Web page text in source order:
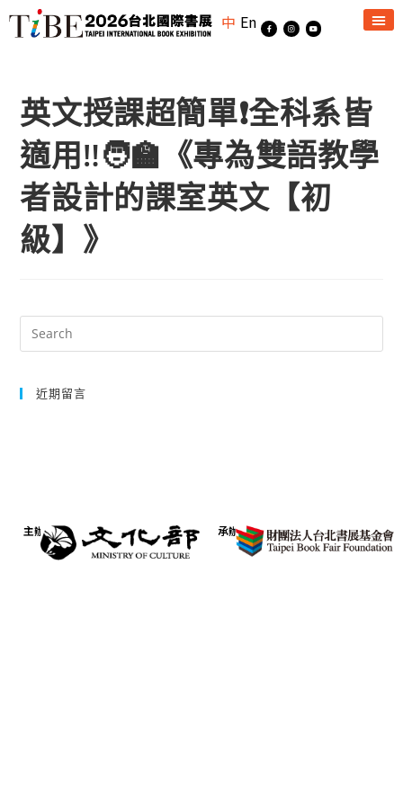
中 En
英文授課超簡單❗全科系皆
適用‼️🧑‍🏫《專為雙語教學
者設計的課室英文【初
級】》
近期留言
主辦 承辦